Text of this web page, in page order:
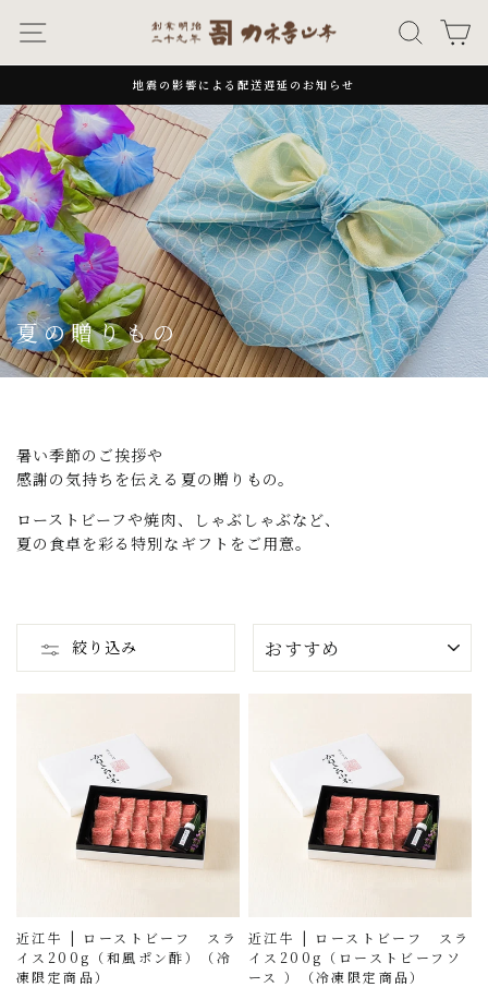
ナビゲーション キーワ
一
時
停
止
地震の影響による配送遅延のお知らせ
夏の贈りもの
暑い季節のご挨拶や
感謝の気持ちを伝える夏の贈りもの。
ローストビーフや焼肉、しゃぶしゃぶなど、
夏の食卓を彩る特別なギフトをご用意。
絞り込み
び
替
近江牛 | ローストビーフ スラ
イス200g（和風ポン酢）（冷
凍限定商品）
近江牛 | ローストビーフ スラ
イス200g（ローストビーフソ
ース ）（冷凍限定商品）